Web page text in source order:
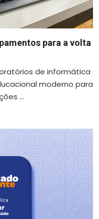
para a volta
de informática
moderno para
...